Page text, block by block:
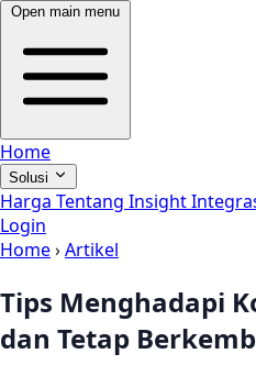
Open main menu
Home
Solusi
Harga Tentang Insight
Login
Home›Artikel
Tips Menghadapi
dan Tetap